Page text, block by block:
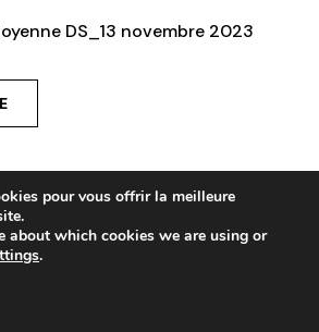
DS_13 novembre 2023
pour vous offrir la meilleure
about which cookies we are using or
.